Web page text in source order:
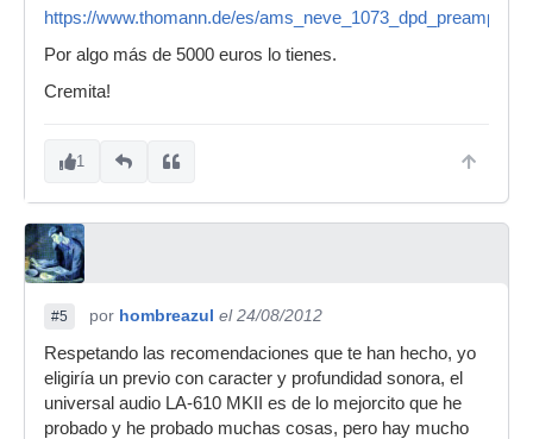
https://www.thomann.de/es/
Por algo más de 5000 euros lo tienes.
Cremita!
1
#5 por hombreazul el 24/08/2012
Respetando las recomendaciones que te han hecho, yo
eligiría un previo con caracter y profundidad sonora, el
universal audio LA-610 MKII es de lo mejorcito que he
probado y he probado muchas cosas, pero hay mucho